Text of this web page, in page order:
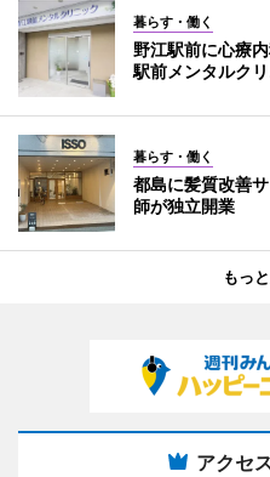
暮らす・働く
野江駅前に心療
駅前メンタルクリ
暮らす・働く
都島に髪質改善
師が独立開業
もっ
アクセ